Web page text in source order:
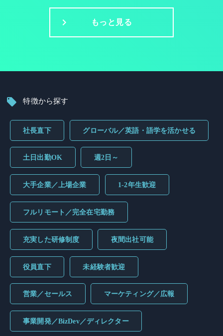
もっと見る
特徴から探す
社長直下 グローバル／英語・語学を活かせる
土日出勤OK 週2日～
大手企業／上場企業 1-2年生歓迎
フルリモート／完全在宅勤務
充実した研修制度 夜間出社可能
役員直下 未経験者歓迎
営業／セールス マーケティング／広報
事業開発／BizDev／ディレクター